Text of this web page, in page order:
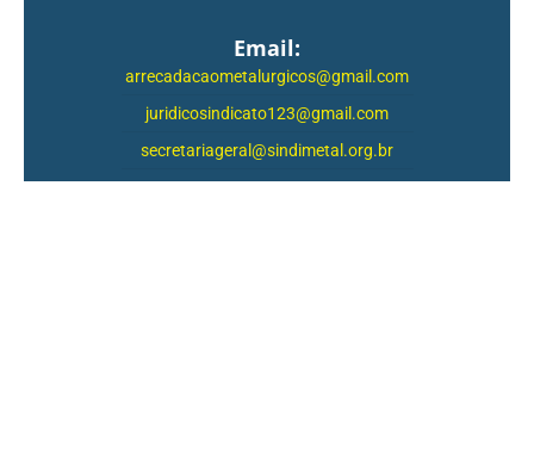
Email:
arrecadacaometalurgicos@gmail.com
juridicosindicato123@gmail.com
secretariageral@sindimetal.org.br